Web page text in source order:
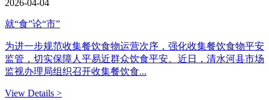
2026-04-04
就“食”论“市”
为进一步规范收集餐饮食物运营次序，强化收集餐饮食物平安
监管，切实保障人平易近群众饮食平安。近日，清水河县市场
监视办理局组织召开收集餐饮食...
View Details >